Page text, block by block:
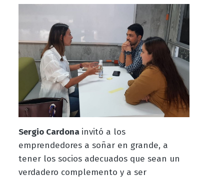
Sergio Cardona invitó a los
emprendedores a soñar en grande, a
tener los socios adecuados que sean un
verdadero complemento y a ser